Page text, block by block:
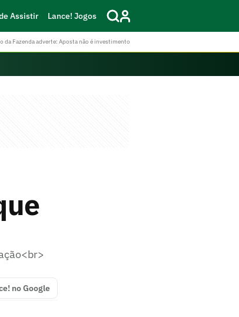
Assistir Lance! Jogos
da Fazenda adverte: Aposta não é investimento
no Google